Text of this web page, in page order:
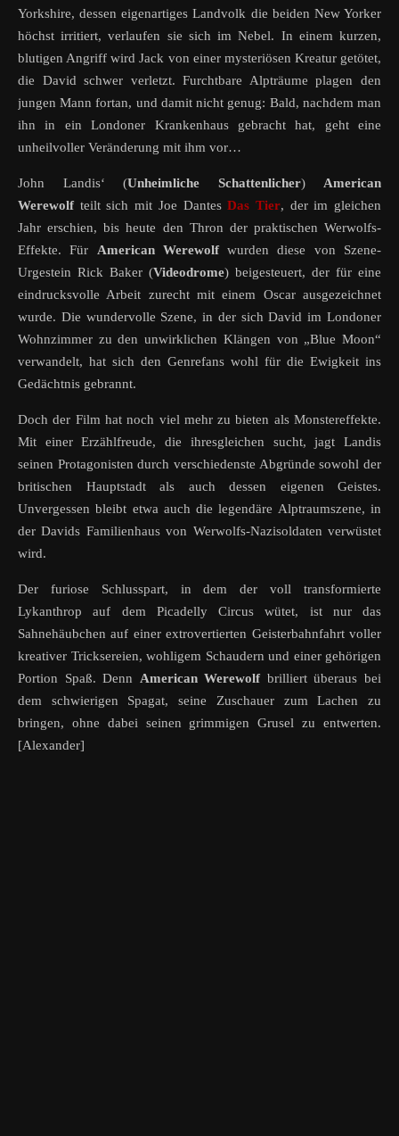
Yorkshire, dessen eigenartiges Landvolk die beiden New Yorker
höchst irritiert, verlaufen sie sich im Nebel. In einem kurzen,
blutigen Angriff wird Jack von einer mysteriösen Kreatur getötet,
die David schwer verletzt. Furchtbare Alpträume plagen den
jungen Mann fortan, und damit nicht genug: Bald, nachdem man
ihn in ein Londoner Krankenhaus gebracht hat, geht eine
unheilvoller Veränderung mit ihm vor…
John Landis‘ (Unheimliche Schattenlicher) American
Werewolf teilt sich mit Joe DantesDas Tier, der im gleichen
Jahr erschien, bis heute den Thron der praktischen Werwolfs-
Effekte. Für American Werewolfwurden diese von Szene-
Urgestein Rick Baker (Videodrome) beigesteuert, der für eine
eindrucksvolle Arbeit zurecht mit einem Oscar ausgezeichnet
wurde. Die wundervolle Szene, in der sich David im Londoner
Wohnzimmer zu den unwirklichen Klängen von „Blue Moon“
verwandelt, hat sich den Genrefans wohl für die Ewigkeit ins
Gedächtnis gebrannt.
Doch der Film hat noch viel mehr zu bieten als Monstereffekte.
Mit einer Erzählfreude, die ihresgleichen sucht, jagt Landis
seinen Protagonisten durch verschiedenste Abgründe sowohl der
britischen Hauptstadt als auch dessen eigenen Geistes.
Unvergessen bleibt etwa auch die legendäre Alptraumszene, in
der Davids Familienhaus von Werwolfs-Nazisoldaten verwüstet
wird.
Der furiose Schlusspart, in dem der voll transformierte
Lykanthrop auf dem Picadelly Circus wütet, ist nur das
Sahnehäubchen auf einer extrovertierten Geisterbahnfahrt voller
kreativer Tricksereien, wohligem Schaudern und einer gehörigen
Portion Spaß. Denn American Werewolf brilliert überaus bei
dem schwierigen Spagat, seine Zuschauer zum Lachen zu
bringen, ohne dabei seinen grimmigen Grusel zu entwerten.
[Alexander]